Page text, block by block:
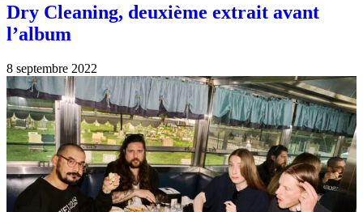
Dry Cleaning, deuxième extrait avant
l’album
8 septembre 2022